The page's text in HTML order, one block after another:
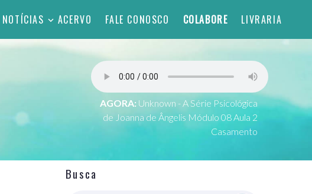
NOTÍCIAS ACERVO FALE CONOSCO COLABORE LIVRARIA
AGORA: Unknown - A Série Psicológica
de Joanna de Ângelis Módulo 08 Aula 2
Casamento
Busca